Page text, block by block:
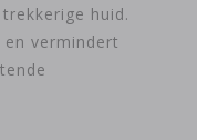
huid.
vermindert